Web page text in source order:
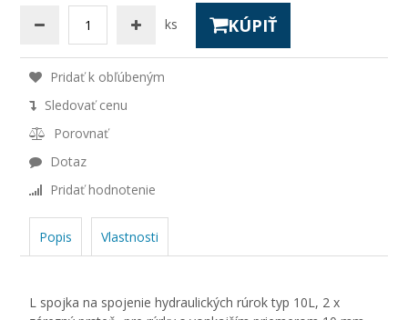
ks KÚPIŤ
Pridať k obľúbeným
Sledovať cenu
Porovnať
Dotaz
Pridať hodnotenie
Popis Vlastnosti
L spojka na spojenie hydraulických rúrok typ 10L, 2 x